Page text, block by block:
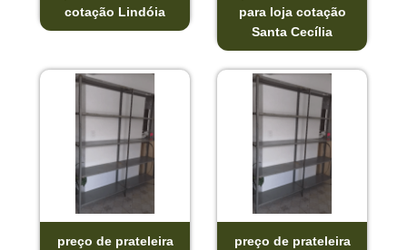
cotação Lindóia
para loja cotação
Santa Cecília
preço de prateleira
preço de prateleira